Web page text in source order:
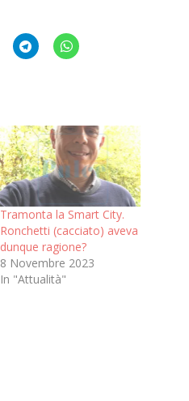
Tramonta la Smart City.
Ronchetti (cacciato) aveva
dunque ragione?
8 Novembre 2023
In "Attualità"